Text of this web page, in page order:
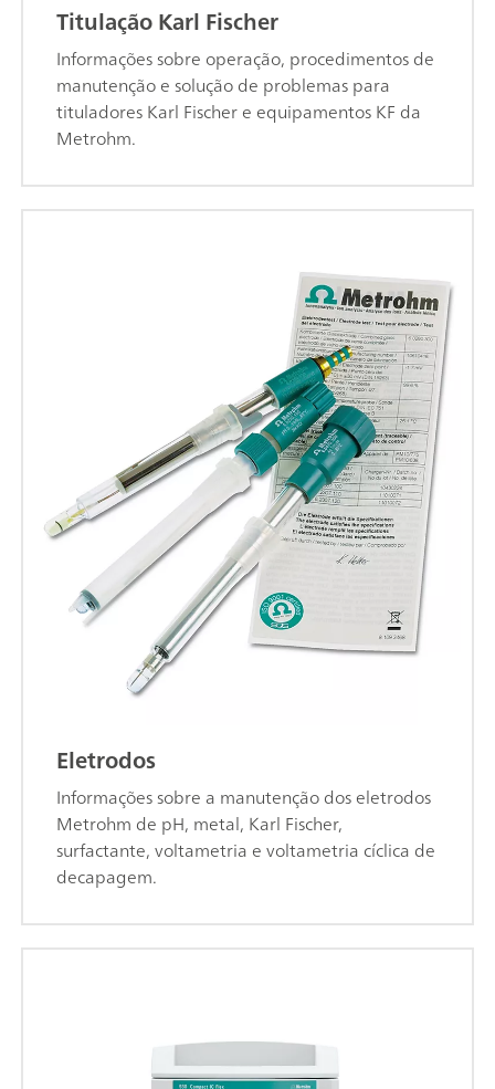
Titulação Karl Fischer
Informações sobre operação, procedimentos de
manutenção e solução de problemas para
tituladores Karl Fischer e equipamentos KF da
Metrohm.
Eletrodos
Informações sobre a manutenção dos eletrodos
Metrohm de pH, metal, Karl Fischer,
surfactante, voltametria e voltametria cíclica de
decapagem.